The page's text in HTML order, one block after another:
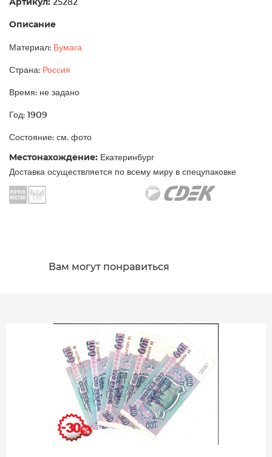
Описание
Материал: Бумага
Страна: Россия
Время: не задано
Год: 1909
Состояние: см. фото
Местонахождение: Екатеринбург
Доставка осуществляется по всему миру в спецупаковке
Вам могут понравиться